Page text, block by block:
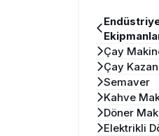
Çay
Çay
Semaver
Kahve
Döner
Elektrikli